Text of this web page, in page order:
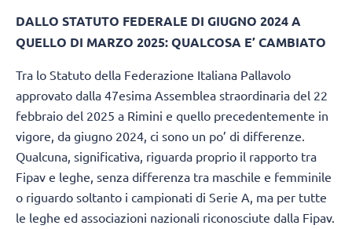
DALLO STATUTO FEDERALE DI GIUGNO 2024 A
QUELLO DI MARZO 2025: QUALCOSA E’ CAMBIATO
Tra lo Statuto della Federazione Italiana Pallavolo
approvato dalla 47esima Assemblea straordinaria del 22
febbraio del 2025 a Rimini e quello precedentemente in
vigore, da giugno 2024, ci sono un po’ di differenze.
Qualcuna, significativa, riguarda proprio il rapporto tra
Fipav e leghe, senza differenza tra maschile e femminile
o riguardo soltanto i campionati di Serie A, ma per tutte
le leghe ed associazioni nazionali riconosciute dalla Fipav.